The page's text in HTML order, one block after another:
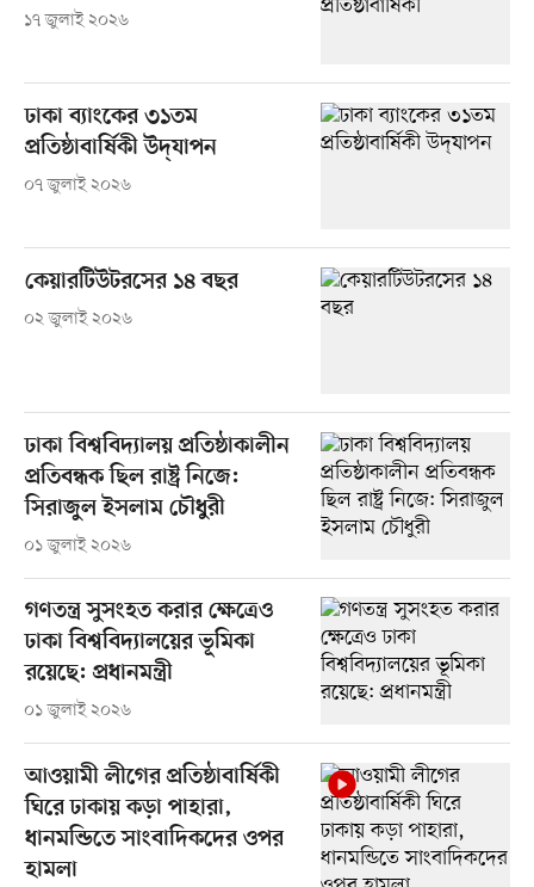
১৭ জুলাই ২০২৬
ঢাকা ব্যাংকের ৩১তম
প্রতিষ্ঠাবার্ষিকী উদ্‌যাপন
০৭ জুলাই ২০২৬
কেয়ারটিউটরসের ১৪ বছর
০২ জুলাই ২০২৬
ঢাকা বিশ্ববিদ্যালয় প্রতিষ্ঠাকালীন
প্রতিবন্ধক ছিল রাষ্ট্র নিজে:
সিরাজুল ইসলাম চৌধুরী
০১ জুলাই ২০২৬
গণতন্ত্র সুসংহত করার ক্ষেত্রেও
ঢাকা বিশ্ববিদ্যালয়ের ভূমিকা
রয়েছে: প্রধানমন্ত্রী
০১ জুলাই ২০২৬
আওয়ামী লীগের প্রতিষ্ঠাবার্ষিকী
ঘিরে ঢাকায় কড়া পাহারা,
ধানমন্ডিতে সাংবাদিকদের ওপর
হামলা